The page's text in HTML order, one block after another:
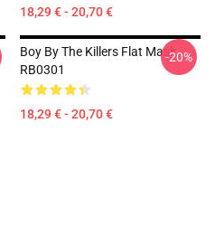
18,29 € - 20,70 €
Boy By The Killers Flat Mask
RB0301
18,29 € - 20,70 €
-20%